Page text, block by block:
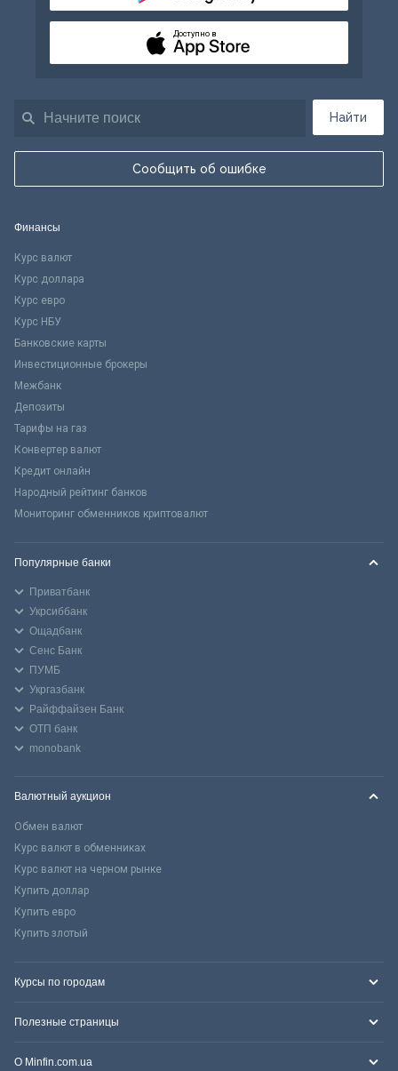
Найти
Сообщить об ошибке
Доступно в
Финансы
Курс валют
Курс доллара
Курс евро
Курс НБУ
Банковские карты
Инвестиционные брокеры
Межбанк
Депозиты
Тарифы на газ
Конвертер валют
Кредит онлайн
Народный рейтинг банков
Мониторинг обменников криптовалют
Популярные банки
Приватбанк
Укрсиббанк
Ощадбанк
Сенс Банк
ПУМБ
Укргазбанк
Райффайзен Банк
ОТП банк
monobank
Валютный аукцион
Обмен валют
Курс валют в обменниках
Курс валют на черном рынке
Купить доллар
Купить евро
Купить злотый
Курсы по городам
Полезные страницы
О Minfin.com.ua